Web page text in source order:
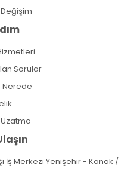
Sorular
Nerede
İş Merkezi Yenişehir - Konak /